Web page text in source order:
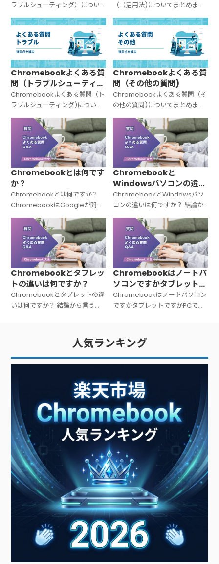
ラブルシューティング）につい
てまとめました。
（（活用法)についてまとめまし
た。
Chromebookよくある質
問（トラブルシューティン
グ)
Chromebookよくある質問（ト
ラブルシューティング)について
まとめました。
Chromebookよくある質
問（その他の質問)
Chromebookよくある質問（そ
の他の質問)についてまとめまし
た。
Chromebookとは何です
か？
Chromebookとは何ですか？
ChromebookはGoogleが開発
した「Chrome OS（クローム
OS）」を搭載したノートパソコ
ンの総称です。Windowsでも
Macでもない
Chromebookと
Windowsパソコンの違い
は何ですか？
ChromebookとWindowsパソ
コンの違いは何ですか？ 結論か
ら言うと、Chromebookと
Windowsパソコンは「OSが違
う＝中身の設計思想がまったく
違う」パソコンです。C
Chromebookとタブレッ
トの違いは何ですか？
Chromebookとタブレットの違
いは何ですか？ 結論から言う
トは「タッチ操作中心の板型デ
バイス」です。文字入力が多い
Chromebookはノートパ
ソコンですかタブレットで
すかPCですか？
Chromebookはノートパソコン
ですかタブレットですかPCです
ン（PC）」です。広い意味での
PC（パーソナルコンピュータ
ー）
人気ランキング